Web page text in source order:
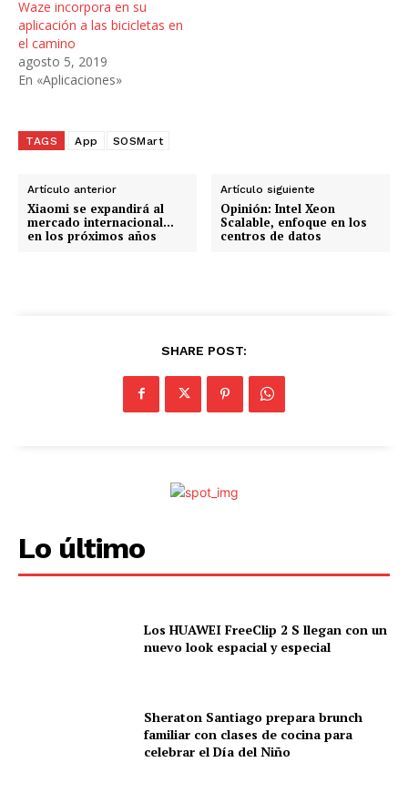
Waze incorpora en su
aplicación a las bicicletas en
el camino
agosto 5, 2019
En «Aplicaciones»
TAGS App SOSMart
Artículo anterior
Xiaomi se expandirá al
mercado internacional…
en los próximos años
Artículo siguiente
Opinión: Intel Xeon
Scalable, enfoque en los
centros de datos
SHARE POST:
Lo último
Los HUAWEI FreeClip 2 S llegan con un
nuevo look espacial y especial
Sheraton Santiago prepara brunch
familiar con clases de cocina para
celebrar el Día del Niño